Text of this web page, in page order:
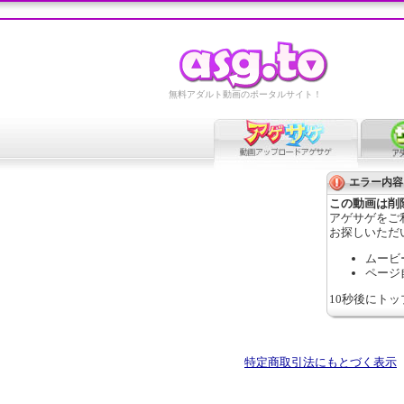
無料アダルト動画のポータルサイト！
エラー内容
この動画は削
アゲサゲをご
お探しいただ
ムービ
ページ
10秒後にト
特定商取引法にもとづく表示